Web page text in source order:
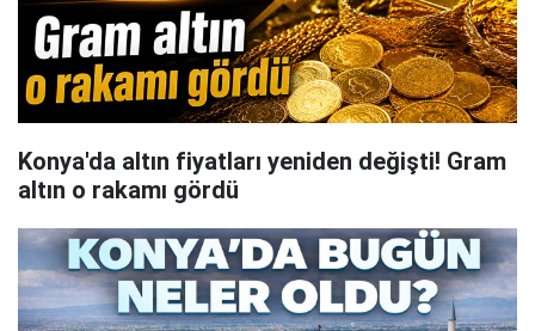
Konya'da altın fiyatları yeniden değişti! Gram
altın o rakamı gördü